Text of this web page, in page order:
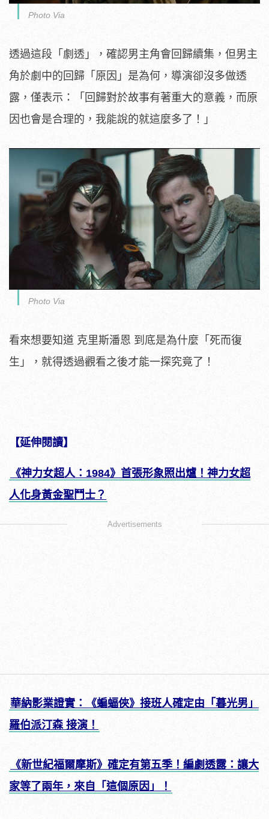
Photo Via
透過這段「劇透」，確認男主角會回歸續集，但男主
角於劇中的回歸「原因」是為何，導演卻沒多做透
露，僅表示：「回歸對於故事有著重大的意義，而原
因也會是合理的，我能說的就這麼多了！」
Photo Via
看來想要知道 克里斯潘恩 到底是為什麼「死而復
生」，就得透過觀看之後才能一探究竟了！
【延伸閱讀】
《神力女超人：1984》首張形象照出爐！神力女超
人化身黃金聖鬥士？
Advertisements
華納影業證實：《蝙蝠俠》接班人確定由「暮光男」
羅伯派汀森 接演！
《新世紀福爾摩斯》確定有第五季！編劇透露：讓大
家等了兩年，來自「這個原因」！